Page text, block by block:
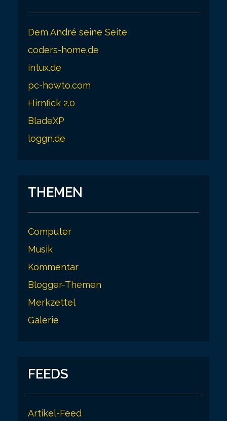
Dem André seine Seite
coders-home.de
intux.de
pc-howto.com
Hirnfick 2.0
BladeXP
loggn.de
THEMEN
Computer
Musik
Kommentar
Blogger-Themen
Merkzettel
Galerie
FEEDS
Artikel-Feed